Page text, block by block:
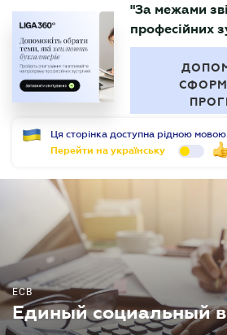
БУХГАЛТЕР
"За межами
професійних
Ця сторінка доступна рідною
Перейти на українську
ЕСВ
Единый социальный